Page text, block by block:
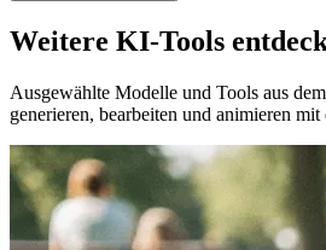
Weitere KI-Tools
Ausgewählte Modelle und Tools aus
generieren, bearbeiten und animieren